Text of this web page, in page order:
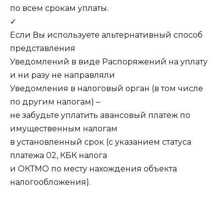
по всем срокам уплаты.
✓
Если Вы используете альтернативный способ
представления
Уведомлений в виде Распоряжений на уплату
и ни разу не направляли
Уведомления в налоговый орган (в том числе
по другим налогам) –
не забудьте уплатить авансовый платеж по
имущественным налогам
в установленный срок (с указанием статуса
платежа 02, КБК налога
и ОКТМО по месту нахождения объекта
налогообложения).